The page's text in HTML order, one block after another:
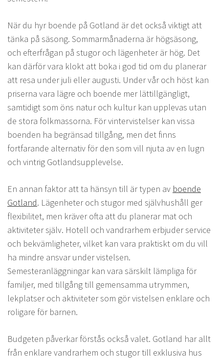
När du hyr boende på Gotland är det också viktigt att
tänka på säsong. Sommarmånaderna är högsäsong,
och efterfrågan på stugor och lägenheter är hög. Det
kan därför vara klokt att boka i god tid om du planerar
att resa under juli eller augusti. Under vår och höst kan
priserna vara lägre och boende mer lättillgängligt,
samtidigt som öns natur och kultur kan upplevas utan
de stora folkmassorna. För vintervistelser kan vissa
boenden ha begränsad tillgång, men det finns
fortfarande alternativ för den som vill njuta av en lugn
och vintrig Gotlandsupplevelse.
En annan faktor att ta hänsyn till är typen av boende
Gotland. Lägenheter och stugor med självhushåll ger
flexibilitet, men kräver ofta att du planerar mat och
aktiviteter själv. Hotell och vandrarhem erbjuder service
och bekvämligheter, vilket kan vara praktiskt om du vill
ha mindre ansvar under vistelsen.
Semesteranläggningar kan vara särskilt lämpliga för
familjer, med tillgång till gemensamma utrymmen,
lekplatser och aktiviteter som gör vistelsen enklare och
roligare för barnen.
Budgeten påverkar förstås också valet. Gotland har allt
från enklare vandrarhem och stugor till exklusiva hus